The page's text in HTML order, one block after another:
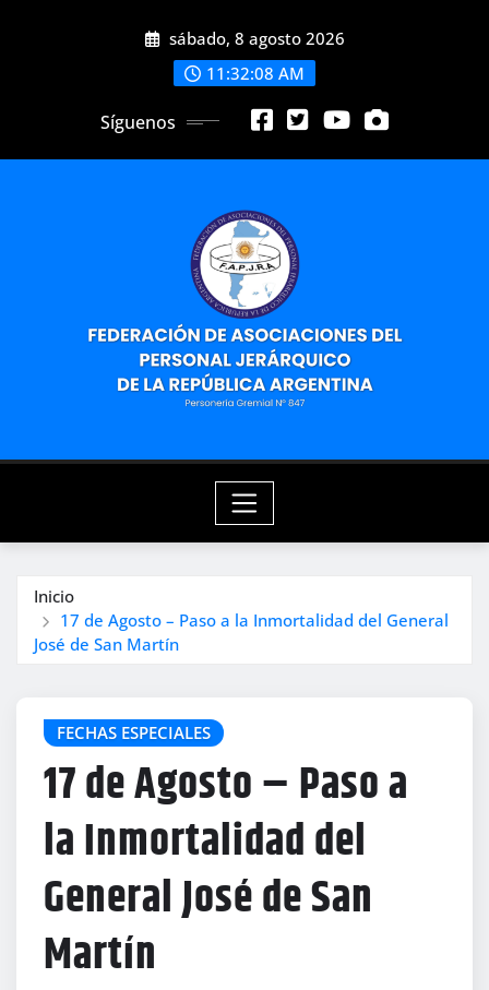
sábado, 8 agosto 2026
11:32:09 AM
Síguenos
Inicio
17 de Agosto – Paso a la Inmortalidad del General
José de San Martín
FECHAS ESPECIALES
17 de Agosto – Paso a
la Inmortalidad del
General José de San
Martín